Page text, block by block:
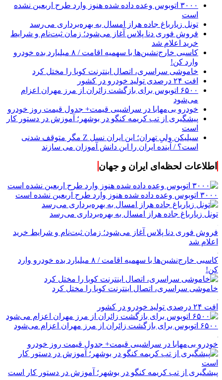
۳۰۰۰ اتوبوس وعده داده شده هنوز وارد طرح اربعین نشده
است
تونل زیارباغ جاده هراز امسال به بهره‌برداری می‌رسد
فروش فوری دنا پلاس آغاز می‌شود؛ زمان ثبت‌نام و شرایط
خرید اعلام شد
کاسبی خارج‌نشین‌ها با سهمیه اقامت / ۸ میلیارد بده خودرو
وارد کن!
خاموشی سراسری، اتصال اینترنت کوبا را مختل کرد
افت ۲۴ درصدی تولید خودرو در کشور
۶۵۰۰ اتوبوس برای بازگشت زائران از مرز مهران اعزام
می‌شود
خودرو بی‌مهابا در سراشیبی قیمت+ جدول قیمت روز خودرو
پیشگیری از تب کریمه کنگو در بوشهر؛ آموزش در دستور کار
است
سیلیکن ولیِ تهران؛ این ایران نسل Z مگر متوقف شدنی
است؟ / آینده ایران را این دانش آموزان می سازند
اطلاعات لحظه‌ای ایران و جهان
۳۰۰۰ اتوبوس وعده داده شده هنوز وارد طرح اربعین نشده است
تونل زیارباغ جاده هراز امسال به بهره‌برداری می‌رسد
فروش فوری دنا پلاس آغاز می‌شود؛ زمان ثبت‌نام و شرایط خرید
اعلام شد
کاسبی خارج‌نشین‌ها با سهمیه اقامت / ۸ میلیارد بده خودرو وارد
کن!
خاموشی سراسری، اتصال اینترنت کوبا را مختل کرد
افت ۲۴ درصدی تولید خودرو در کشور
۶۵۰۰ اتوبوس برای بازگشت زائران از مرز مهران اعزام می‌شود
خودرو بی‌مهابا در سراشیبی قیمت+ جدول قیمت روز خودرو
پیشگیری از تب کریمه کنگو در بوشهر؛ آموزش در دستور کار است